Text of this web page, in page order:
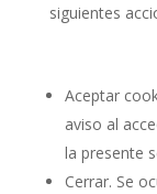
siguientes
Aceptar
aviso al
la presente
Cerrar. Se